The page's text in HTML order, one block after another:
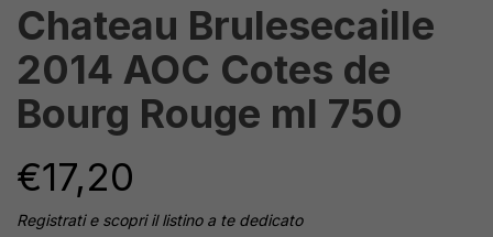
Chateau Brulesecaille
2014 AOC Cotes de
Bourg Rouge ml 750
€17,20
Registrati e scopri il listino a te dedicato